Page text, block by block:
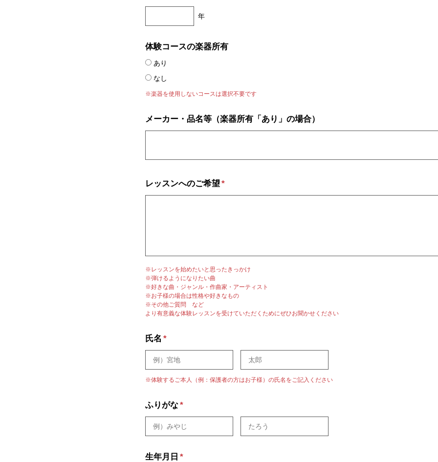
年
体験コースの楽器所有
あり
なし
※楽器を使用しないコースは選択不要です
メーカー・品名等（楽器所有「あり」の場合）
レッスンへのご希望*
※レッスンを始めたいと思ったきっかけ
※弾けるようになりたい曲
※好きな曲・ジャンル・作曲家・アーティスト
※お子様の場合は性格や好きなもの
※その他ご質問 など
より有意義な体験レッスンを受けていただくためにぜひお聞かせください
氏名 *
※体験するご本人（例：保護者の方はお子様）の氏名をご記入ください
ふりがな*
生年月日 *